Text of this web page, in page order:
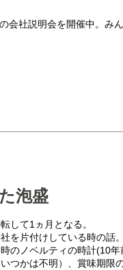
会社説明会を開催中。み
泡盛
して1ヵ月となる。
を片付けしている時の話
のノベルティの時計(10年
つかは不明）、賞味期限